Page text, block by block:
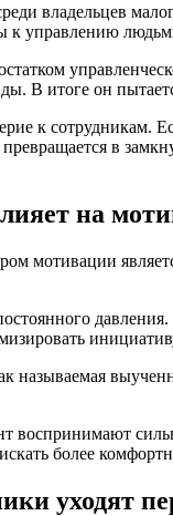
владельцев
к управлению
В итоге он
к сотрудникам.
в
на
мотивации
давления.
называемая
более
уходят